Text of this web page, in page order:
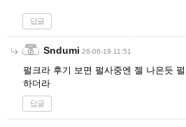
답글
Sndumi 26-06-19 11:51
펄크라 후기 보면 펄사중엔 젤 나은듯
하더라
답글